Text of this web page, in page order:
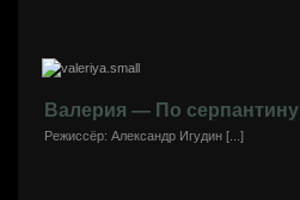
Валерия — По серпантину
Режиссёр: Александр Игудин [...]